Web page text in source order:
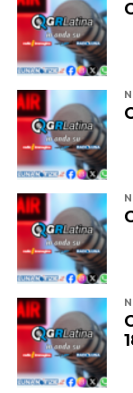
delle pompe di
l’insufficiente
navi cisterna”.
gestore del
aveva contezza
Anche